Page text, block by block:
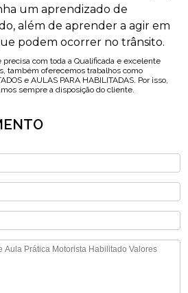
um aprendizado de
além de aprender a agir em
podem ocorrer no trânsito.
precisa com toda a Qualificada e excelente
também oferecemos trabalhos como
e AULAS PARA HABILITADAS. Por isso,
sempre a disposição do cliente.